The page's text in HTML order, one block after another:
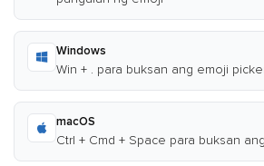
Windows
Win + . para buksan ang emoji
macOS
Ctrl + Cmd + Space para buksan